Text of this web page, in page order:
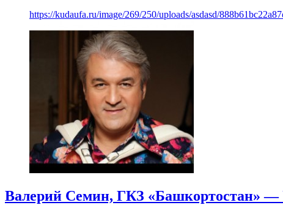
https://kudaufa.ru/image/269/250/uploads/asdasd/
Валерий Семин, ГКЗ «Башкортостан» —